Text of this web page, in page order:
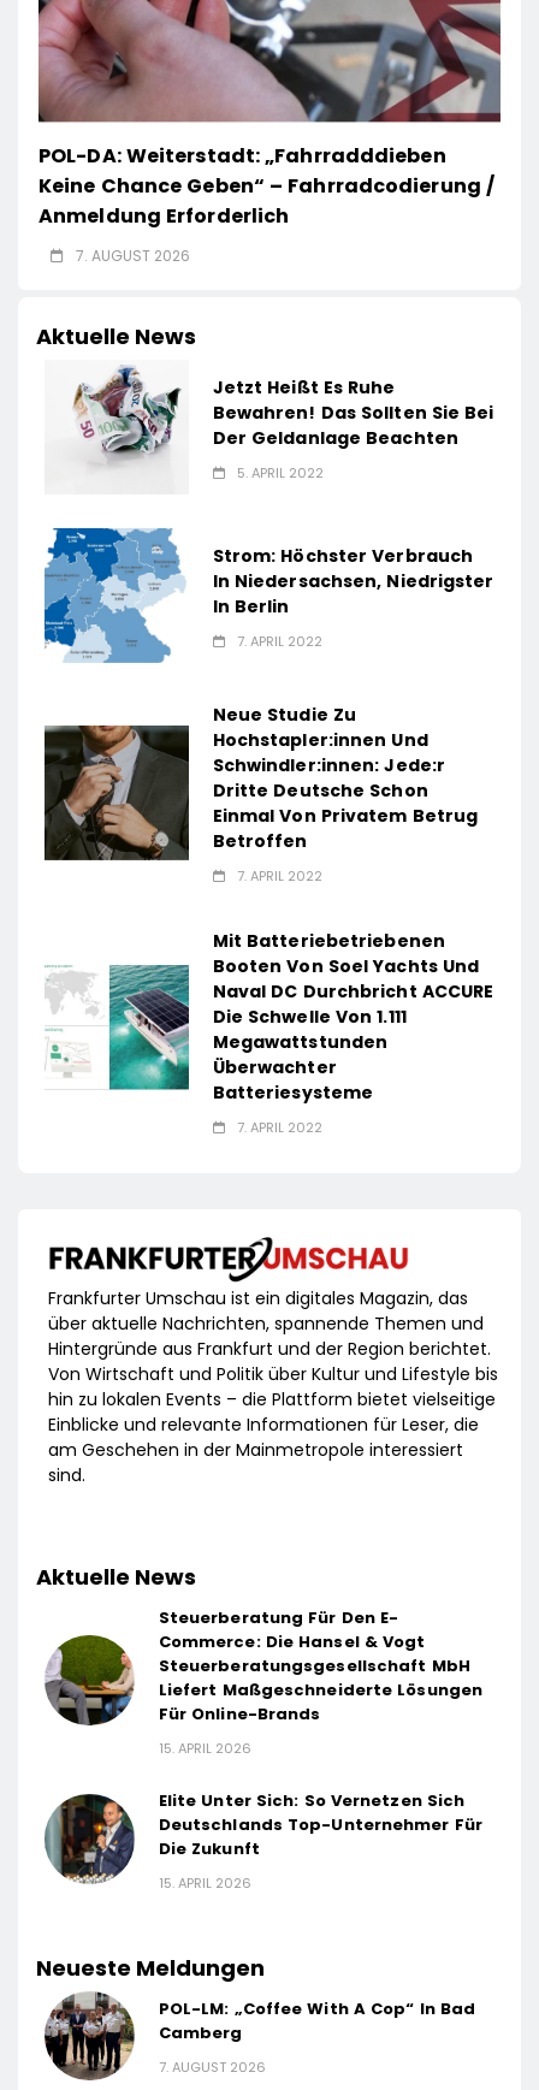
POL-DA: Weiterstadt: „Fahrradddieben
Keine Chance Geben“ – Fahrradcodierung /
Anmeldung Erforderlich
7. AUGUST 2026
Aktuelle News
Jetzt Heißt Es Ruhe
Bewahren! Das Sollten Sie Bei
Der Geldanlage Beachten
5. APRIL 2022
Strom: Höchster Verbrauch
In Niedersachsen, Niedrigster
In Berlin
7. APRIL 2022
Neue Studie Zu
Hochstapler:innen Und
Schwindler:innen: Jede:r
Dritte Deutsche Schon
Einmal Von Privatem Betrug
Betroffen
7. APRIL 2022
Mit Batteriebetriebenen
Booten Von Soel Yachts Und
Naval DC Durchbricht ACCURE
Die Schwelle Von 1.111
Megawattstunden
Überwachter
Batteriesysteme
7. APRIL 2022
Frankfurter Umschau ist ein digitales Magazin, das
über aktuelle Nachrichten, spannende Themen und
Hintergründe aus Frankfurt und der Region berichtet.
Von Wirtschaft und Politik über Kultur und Lifestyle bis
hin zu lokalen Events – die Plattform bietet vielseitige
Einblicke und relevante Informationen für Leser, die
am Geschehen in der Mainmetropole interessiert
sind.
Aktuelle News
Steuerberatung Für Den E-
Commerce: Die Hansel & Vogt
Steuerberatungsgesellschaft MbH
Liefert Maßgeschneiderte Lösungen
Für Online-Brands
15. APRIL 2026
Elite Unter Sich: So Vernetzen Sich
Deutschlands Top-Unternehmer Für
Die Zukunft
15. APRIL 2026
Neueste Meldungen
POL-LM: „Coffee With A Cop“ In Bad
Camberg
7. AUGUST 2026